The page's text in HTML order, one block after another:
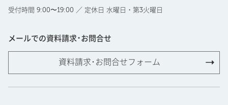
受付時間 9:00〜19:00 ／ 定休日 水曜日・第3火曜日
メールでの資料請求･お問合せ
資料請求･お問合せフォーム